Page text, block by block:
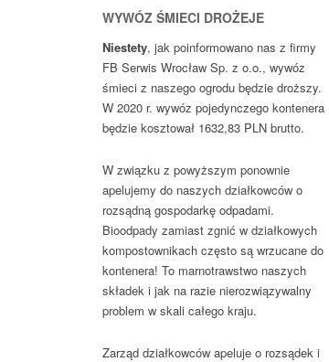
WYWÓZ ŚMIECI DROŻEJE
Niestety, jak poinformowano nas z firmy
FB Serwis Wrocław Sp. z o.o., wywóz
śmieci z naszego ogrodu będzie droższy.
W 2020 r. wywóz pojedynczego kontenera
będzie kosztował 1632,83 PLN brutto.
W związku z powyższym ponownie
apelujemy do naszych działkowców o
rozsądną gospodarkę odpadami.
Bioodpady zamiast zgnić w działkowych
kompostownikach często są wrzucane do
kontenera! To marnotrawstwo naszych
składek i jak na razie nierozwiązywalny
problem w skali całego kraju.
Zarząd działkowców apeluje o rozsądek i